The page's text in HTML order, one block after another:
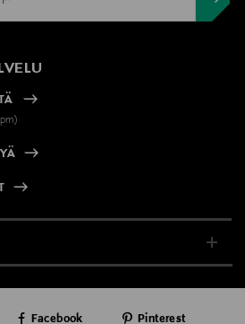
Facebook Pinterest